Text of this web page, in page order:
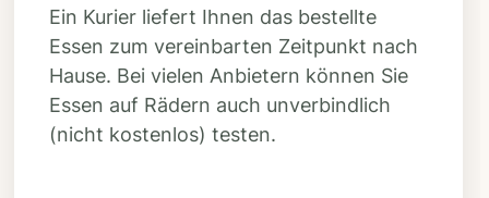
Ein Kurier liefert Ihnen das bestellte
Essen zum vereinbarten Zeitpunkt nach
Hause. Bei vielen Anbietern können Sie
Essen auf Rädern auch unverbindlich
(nicht kostenlos) testen.